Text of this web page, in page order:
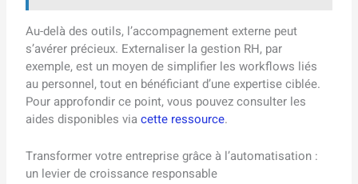
Au-delà des outils, l’accompagnement externe peut
s’avérer précieux. Externaliser la gestion RH, par
exemple, est un moyen de simplifier les workflows liés
au personnel, tout en bénéficiant d’une expertise ciblée.
Pour approfondir ce point, vous pouvez consulter les
aides disponibles viacette ressource.
Transformer votre entreprise grâce à l’automatisation :
un levier de croissance responsable